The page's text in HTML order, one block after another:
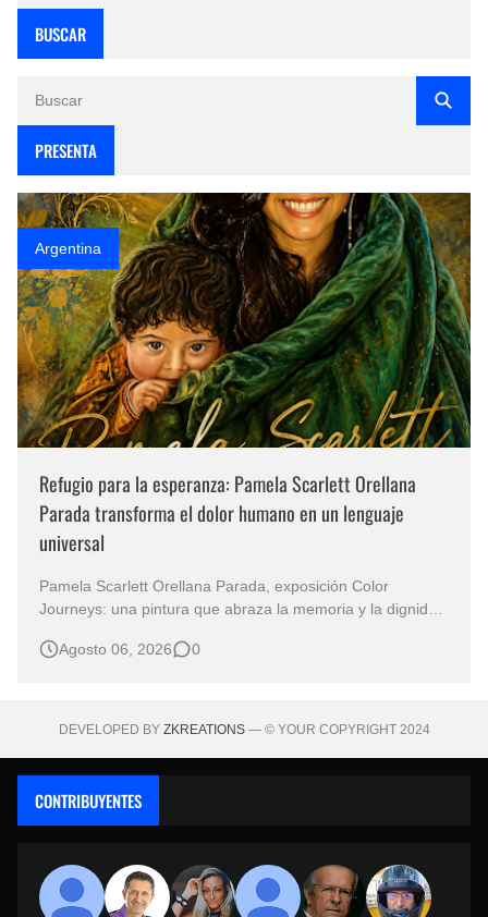
BUSCAR
PRESENTA
Argentina
Refugio para la esperanza: Pamela Scarlett Orellana
Parada transforma el dolor humano en un lenguaje
universal
Pamela Scarlett Orellana Parada, exposición Color
Journeys: una pintura que abraza la memoria y la dignidad
obras no necesitan levantar la voz para permanecer en la
Agosto 06, 2026 0
DEVELOPED BY ZKREATIONS— © YOUR COPYRIGHT 2024
CONTRIBUYENTES